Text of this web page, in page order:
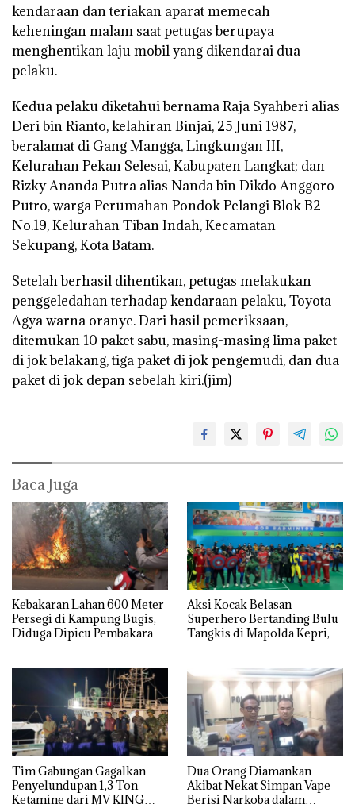
kendaraan dan teriakan aparat memecah
keheningan malam saat petugas berupaya
menghentikan laju mobil yang dikendarai dua
pelaku.
Kedua pelaku diketahui bernama Raja Syahberi alias
Deri bin Rianto, kelahiran Binjai, 25 Juni 1987,
beralamat di Gang Mangga, Lingkungan III,
Kelurahan Pekan Selesai, Kabupaten Langkat; dan
Rizky Ananda Putra alias Nanda bin Dikdo Anggoro
Putro, warga Perumahan Pondok Pelangi Blok B2
No.19, Kelurahan Tiban Indah, Kecamatan
Sekupang, Kota Batam.
Setelah berhasil dihentikan, petugas melakukan
penggeledahan terhadap kendaraan pelaku, Toyota
Agya warna oranye. Dari hasil pemeriksaan,
ditemukan 10 paket sabu, masing-masing lima paket
di jok belakang, tiga paket di jok pengemudi, dan dua
paket di jok depan sebelah kiri.(jim)
Baca Juga
Kebakaran Lahan 600 Meter
Persegi di Kampung Bugis,
Diduga Dipicu Pembakaran
Aksi Kocak Belasan
Superhero Bertanding Bulu
Tangkis di Mapolda Kepri,
Tim Gabungan Gagalkan
Penyelundupan 1,3 Ton
Ketamine dari MV KING
Dua Orang Diamankan
Akibat Nekat Simpan Vape
Berisi Narkoba dalam